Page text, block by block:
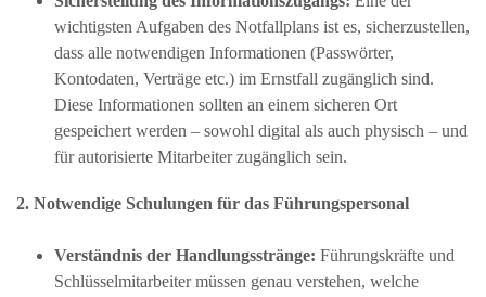
wichtigsten Aufgaben des Notfallplans ist es, sicherzustellen,
dass alle notwendigen Informationen (Passwörter,
Kontodaten, Verträge etc.) im Ernstfall zugänglich sind.
Diese Informationen sollten an einem sicheren Ort
gespeichert werden – sowohl digital als auch physisch – und
für autorisierte Mitarbeiter zugänglich sein.
2. Notwendige Schulungen für das Führungspersonal
Verständnis der Handlungsstränge: Führungskräfte und
Schlüsselmitarbeiter müssen genau verstehen, welche